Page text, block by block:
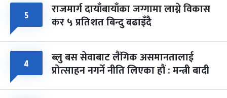
५ राजमार्ग दायाँबायाँका जग्गामा लाग्ने विकास
कर ५ प्रतिशत बिन्दु बढाइँदै
४ ब्लु बस सेवाबाट लैंगिक असमानतालाई
प्रोत्साहन नगर्ने नीति लिएका हौं : मन्त्री बादी